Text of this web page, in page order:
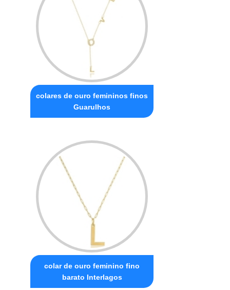
colares de ouro femininos finos
Guarulhos
colar de ouro feminino fino
barato Interlagos